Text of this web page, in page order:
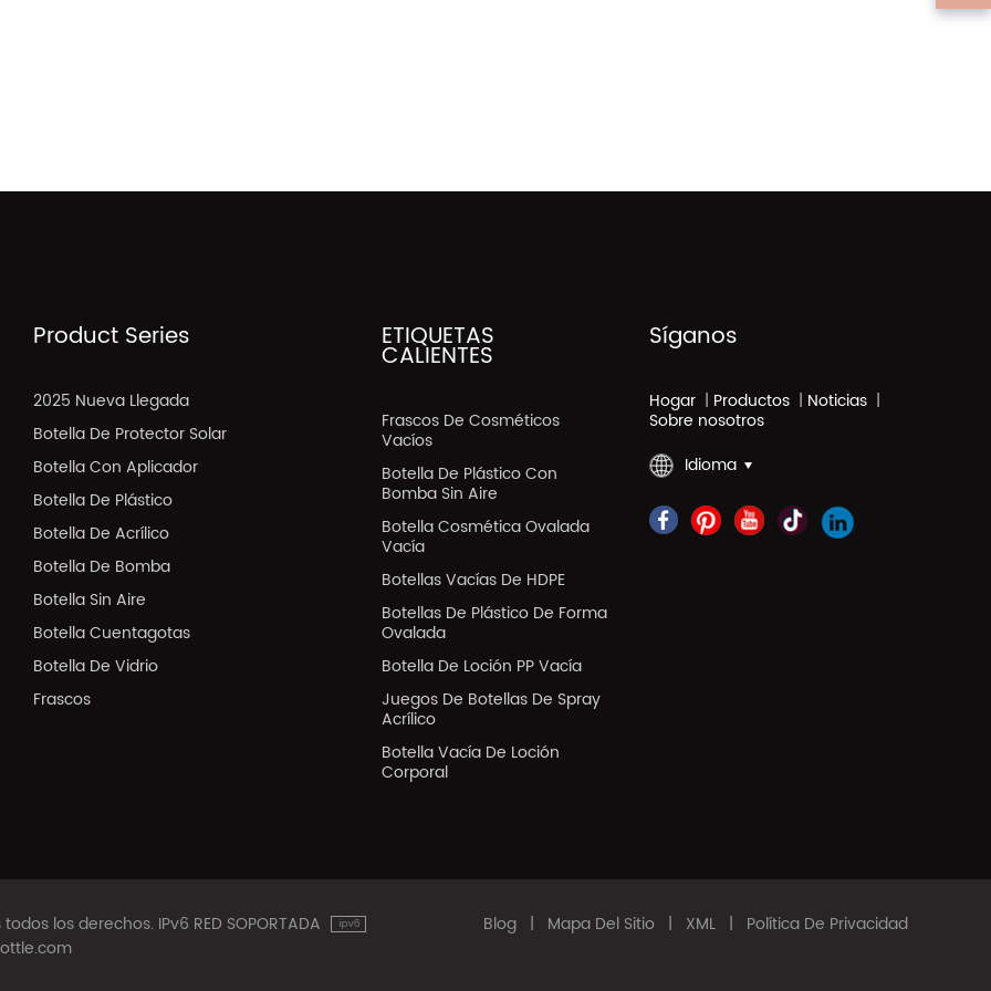
Product Series
2025 Nueva Llegada
Botella De Protector Solar
Botella Con Aplicador
Botella De Plástico
Botella De Acrílico
Botella De Bomba
Botella Sin Aire
Botella Cuentagotas
Botella De Vidrio
Frascos
ETIQUETAS
CALIENTES
Frascos De Cosméticos
Vacíos
Botella De Plástico Con
Bomba Sin Aire
Botella Cosmética Ovalada
Vacía
Botellas Vacías De HDPE
Botellas De Plástico De Forma
Ovalada
Botella De Loción PP Vacía
Juegos De Botellas De Spray
Acrílico
Botella Vacía De Loción
Corporal
Síganos
Hogar | Productos | Noticias |
Sobre nosotros
Idioma
los derechos. IPv6 RED SOPORTADA Blog | Mapa Del Sitio | XML |
Política De Privacidad